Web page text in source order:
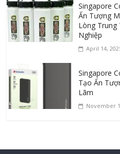
Singapore
Ấn Tượng
Lòng Trung
Nghiệp
April 14,
Singapore
Tạo Ấn
Lãm
November